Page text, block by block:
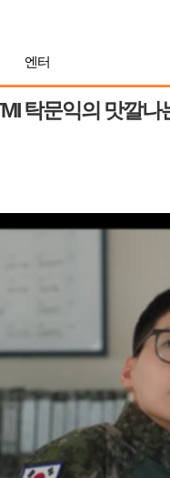
엔터
탁문익의 맛깔